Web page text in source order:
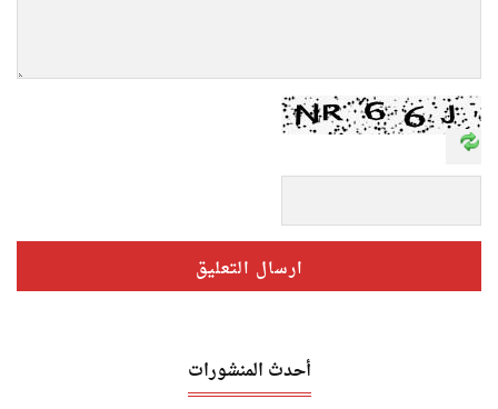
أحدث المنشورات